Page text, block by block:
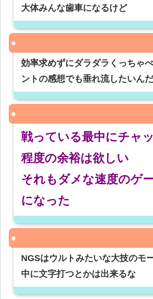
大体みんな歯車になるけど
効率求めずにダラダラくっちゃ
ントの感想でも垂れ流したいん
戦っている最中にチャ
程度の余裕は欲しい
それもダメな速度のゲ
になった
NGSはウルトみたいな大技のモ
中に文字打つとかは出来るな